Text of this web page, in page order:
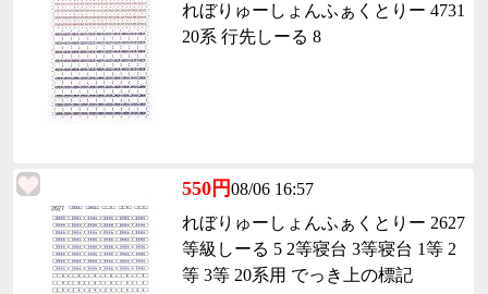
れぼりゅーしょんふぁくとりー 4731
20系 行先しーる 8
550円08/06 16:57
れぼりゅーしょんふぁくとりー 2627
等級しーる 5 2等寝台 3等寝台 1等 2
等 3等 20系用 でっき上の標記